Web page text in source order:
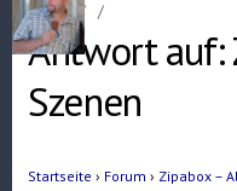
Home / /
Antwort auf:
Szenen
Startseite › Forum › Zipabox –